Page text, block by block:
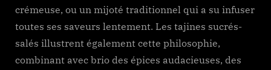
crémeuse, ou un mijoté traditionnel qui a su infuser
toutes ses saveurs lentement. Les tajines sucrés-
salés illustrent également cette philosophie,
combinant avec brio des épices audacieuses, des